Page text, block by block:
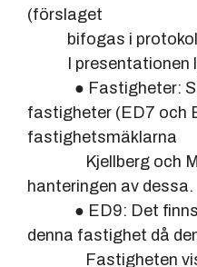
(förslaget
bifogas i
I presentationen
● Fastigheter:
fastigheter (ED7 och
fastighetsmäklarna
Kjellberg och
hanteringen av dessa.
● ED9: Det finns
denna fastighet då
Fastigheten